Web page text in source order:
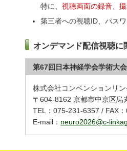
特に、 視聴画面の録音、
第三者への視聴ID、パス
オンデマンド配信視聴
第67回日本神経学会学術大
株式会社コンベンションリ
〒604-8162 京都市中京区烏
TEL：075-231-6357 / FAX
E-mail： neuro2026@c-